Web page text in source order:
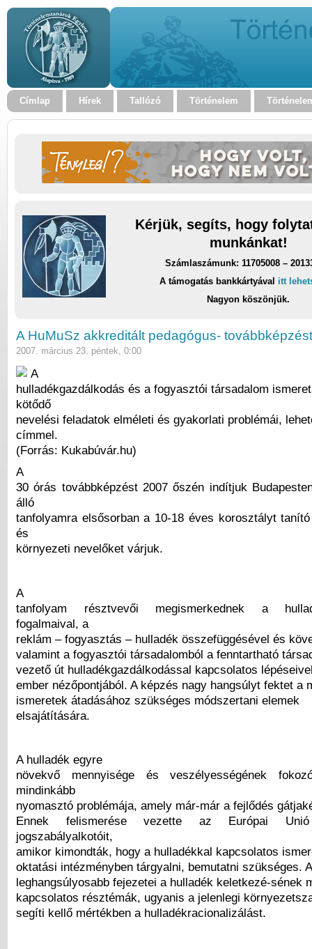
Címlap Hírek Tallózó Történelem
Kérjük, segíts, hogy
munkánkat!
Számlaszámunk: 11705008 –
A támogatás bankkártyával itt
Nagyon köszönjük.
A HuMuSz akkreditált pedagógus-
2007. március 23. péntek, 0:00
A
hulladékgazdálkodás és a fogyasztói társadalom
kötődő
nevelési feladatok elméleti és gyakorlati problémái,
címmel.
(Forrás: Kukabúvár.hu)
A
30 órás továbbképzést 2007 őszén indítjuk
álló
tanfolyamra elsősorban a 10-18 éves korosztályt
és
környezeti nevelőket várjuk.
A
tanfolyam résztvevői megismerkednek a
fogalmaival, a
reklám – fogyasztás – hulladék összefüggésével és
valamint a fogyasztói társadalomból a fenntartható
vezető út hulladékgazdálkodással kapcsolatos
ember nézőpontjából. A képzés nagy hangsúlyt fektet a
ismeretek átadásához szükséges módszertani elemek
elsajátítására.
A hulladék egyre
növekvő mennyisége és veszélyességének
mindinkább
nyomasztó problémája, amely már-már a fejlődés
Ennek felismerése vezette az Európai
jogszabályalkotóit,
amikor kimondták, hogy a hulladékkal kapcsolatos
oktatási intézményben tárgyalni, bemutatni szükséges.
leghangsúlyosabb fejezetei a hulladék keletkezé-sének
kapcsolatos résztémák, ugyanis a jelenlegi
segíti kellő mértékben a hulladékracionalizálást.